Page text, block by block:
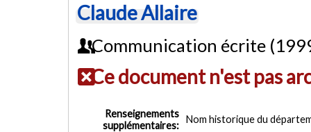
Claude Allaire
Communication écrite
Ce document n'est pas
Renseignements
supplémentaires:
Nom historique du